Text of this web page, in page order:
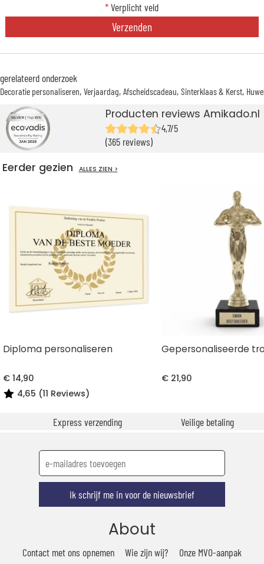
*Verplicht veld
Verzenden
gerelateerd onderzoek
Decoratie personaliseren Verjaardag Afscheidscadeau Sinterklaas & Kerst
Producten reviews Amikado.nl
4,7/5
(365 reviews)
Eerder gezien ALLES ZIEN >
Diploma personaliseren
€ 14,90
4,65 (11 Reviews)
Gepersonaliseerde
€ 21,90
Express verzending Veilige betaling
Ik schrijf me in voor de nieuwsbrief
About
Contact met ons opnemen Wie zijn wij?
Onze MVO-aanpak